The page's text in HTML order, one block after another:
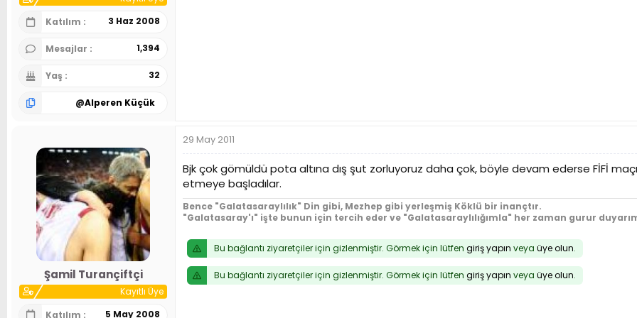
Katılım
3 Haz 2008
Mesajlar 1,394
Yaş 32
@Alperen Küçük
Şamil Turançiftçi
Kayıtlı Üye
Katılım
5 May 2008
29 May 2011
Bjk çok gömüldü pota altına dış şut zorluyoruz daha çok, böyle devam ederse FİFİ
etmeye başladılar.
Bence "Galatasaraylılık" Din gibi, Mezhep gibi yerleşmiş Köklü bir inançtır.
"Galatasaray'ı" işte bunun için tercih eder ve "Galatasaraylılığımla" her zaman gurur
Bu bağlantı ziyaretçiler için gizlenmiştir. Görmek için lütfen giriş yapın veya üye olun.
Bu bağlantı ziyaretçiler için gizlenmiştir. Görmek için lütfen giriş yapın veya üye olun.